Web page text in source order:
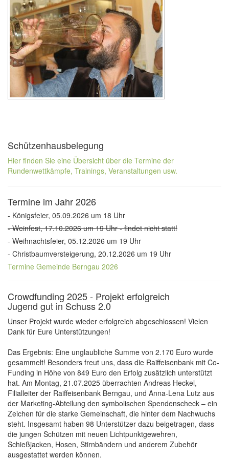
Schützenhausbelegung
Hier finden Sie eine Übersicht über die Termine der
Rundenwettkämpfe, Trainings, Veranstaltungen usw.
Termine im Jahr 2026
- Königsfeier, 05.09.2026 um 18 Uhr
- Weinfest, 17.10.2026 um 19 Uhr - findet nicht statt!
- Weihnachtsfeier, 05.12.2026 um 19 Uhr
- Christbaumversteigerung, 20.12.2026 um 19 Uhr
Termine Gemeinde Berngau 2026
Crowdfunding 2025 - Projekt erfolgreich
Jugend gut in Schuss 2.0
Unser Projekt wurde wieder erfolgreich abgeschlossen! Vielen
Dank für Eure Unterstützungen!
Das Ergebnis: Eine unglaubliche Summe von 2.170 Euro wurde
gesammelt! Besonders freut uns, dass die Raiffeisenbank mit Co-
Funding in Höhe von 849 Euro den Erfolg zusätzlich unterstützt
hat. Am Montag, 21.07.2025 überrachten Andreas Heckel,
Filialleiter der Raiffeisenbank Berngau, und Anna-Lena Lutz aus
der Marketing-Abteilung den symbolischen Spendenscheck – ein
Zeichen für die starke Gemeinschaft, die hinter dem Nachwuchs
steht. Insgesamt haben 98 Unterstützer dazu beigetragen, dass
die jungen Schützen mit neuen Lichtpunktgewehren,
Schießjacken, Hosen, Stirnbändern und anderem Zubehör
ausgestattet werden können.